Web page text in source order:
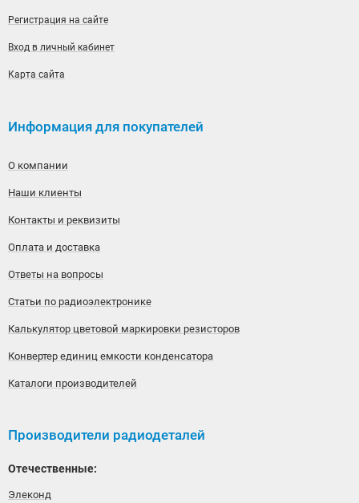
Регистрация на сайте
Вход в личный кабинет
Карта сайта
Информация для покупателей
О компании
Наши клиенты
Контакты и реквизиты
Оплата и доставка
Ответы на вопросы
Статьи по радиоэлектронике
Калькулятор цветовой маркировки резисторов
Конвертер единиц емкости конденсатора
Каталоги производителей
Производители радиодеталей
Отечественные:
Элеконд